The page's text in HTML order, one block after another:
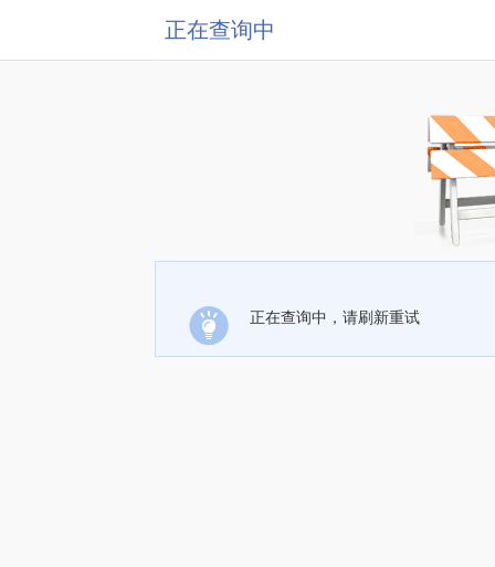
正在查询中
正在查询中，请刷新重试